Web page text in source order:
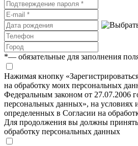
*— обязательные для заполнения
Нажимая кнопку
на обработку моих персональных
Федеральным законом от 27.07.2006
персональных данных», на условиях
определенных в Согласии на
Для продолжения вы должны
обработку персональных данных